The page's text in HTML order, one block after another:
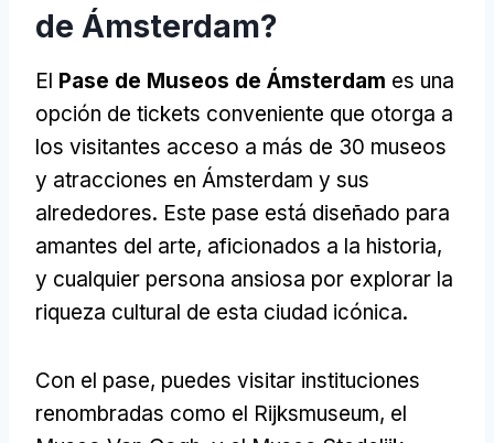
de Ámsterdam?
El Pase de Museos de Ámsterdam es una
opción de tickets conveniente que otorga a
los visitantes acceso a más de 30 museos
y atracciones en Ámsterdam y sus
alrededores. Este pase está diseñado para
amantes del arte, aficionados a la historia,
y cualquier persona ansiosa por explorar la
riqueza cultural de esta ciudad icónica.
Con el pase, puedes visitar instituciones
renombradas como el Rijksmuseum, el